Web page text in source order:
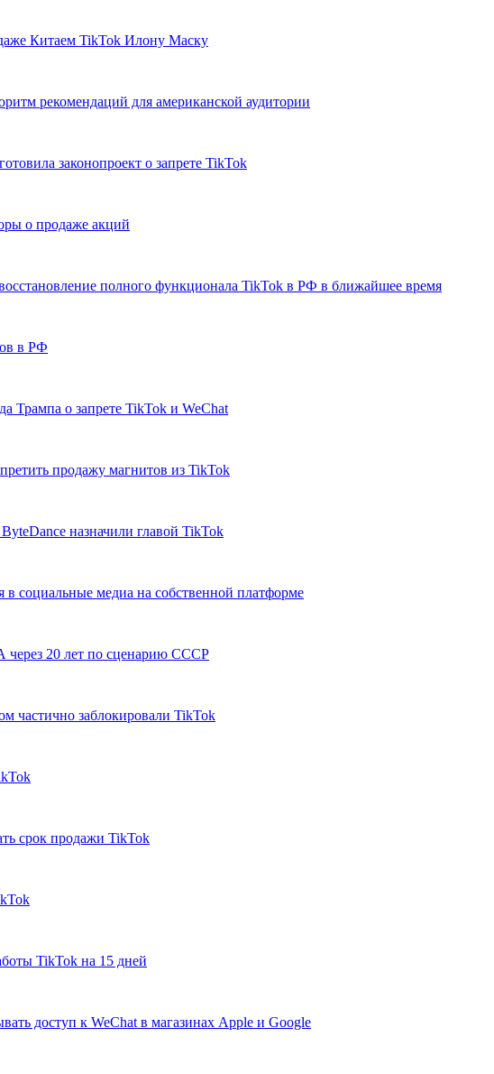
Китаем TikTok Илону Маску
рекомендаций для американской аудитории
законопроект о запрете TikTok
о продаже акций
полного функционала TikTok в РФ в ближайшее время
в РФ
Трампа о запрете TikTok и WeСhat
продажу магнитов из TikTok
назначили главой TikTok
в социальные медиа на собственной платформе
20 лет по сценарию СССР
частично заблокировали TikTok
срок продажи TikTok
TikTok на 15 дней
доступ к WeChat в магазинах Apple и Google